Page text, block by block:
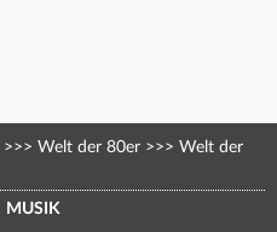
>>> Welt der 80er >>> Welt der
MUSIK